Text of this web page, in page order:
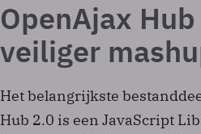
OpenAjax
veiliger
Het belangrijkste
Hub 2.0 is een JavaScript